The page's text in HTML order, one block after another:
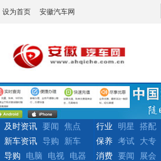
设为首页 安徽汽车网
及时资讯 要闻
焦点
新车资讯
导购 新车
行业 明星 搭配
保养
考试 大专
导购
电脑 电视
电器
消费 要闻 展会